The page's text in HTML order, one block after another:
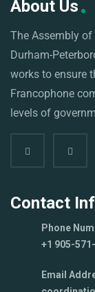
About Us
The Assembly
Durham-
works to ensure
Francophone
levels of
Contact
Phone
+1 905-
Email